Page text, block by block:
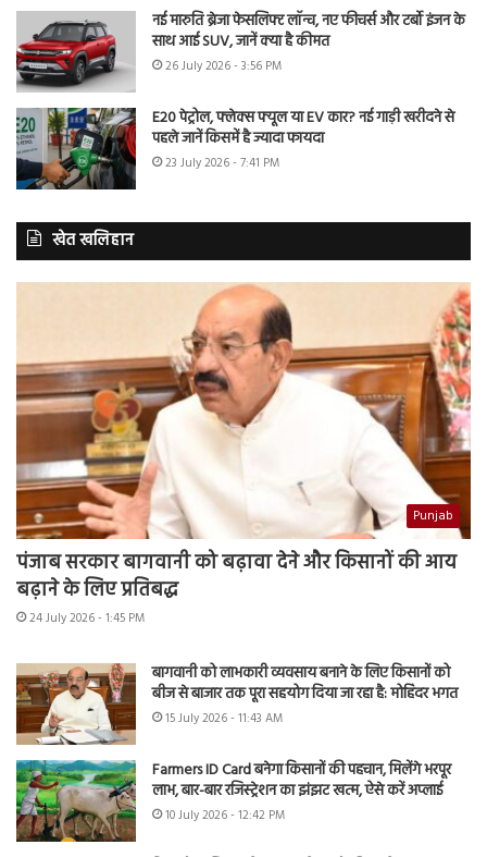
नई मारुति ब्रेजा फेसलिफ्ट लॉन्च, नए फीचर्स और टर्बो इंजन के
साथ आई SUV, जानें क्या है कीमत
26 July 2026 - 3:56 PM
E20 पेट्रोल, फ्लेक्स फ्यूल या EV कार? नई गाड़ी खरीदने से
पहले जानें किसमें है ज्यादा फायदा
23 July 2026 - 7:41 PM
खेत खलिहान
Punjab
पंजाब सरकार बागवानी को बढ़ावा देने और किसानों की आय
बढ़ाने के लिए प्रतिबद्ध
24 July 2026 - 1:45 PM
बागवानी को लाभकारी व्यवसाय बनाने के लिए किसानों को
बीज से बाजार तक पूरा सहयोग दिया जा रहा है: मोहिंदर भगत
15 July 2026 - 11:43 AM
Farmers ID Card बनेगा किसानों की पहचान, मिलेंगे भरपूर
लाभ, बार-बार रजिस्ट्रेशन का झंझट खत्म, ऐसे करें अप्लाई
10 July 2026 - 12:42 PM